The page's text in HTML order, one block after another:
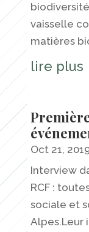
vaisselle
matières
lire plus
Oct 21,
Interview
RCF :
sociale et
Alpes.Leur